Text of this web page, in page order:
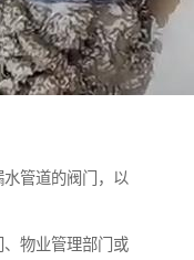
管道的阀门，以
物业管理部门或